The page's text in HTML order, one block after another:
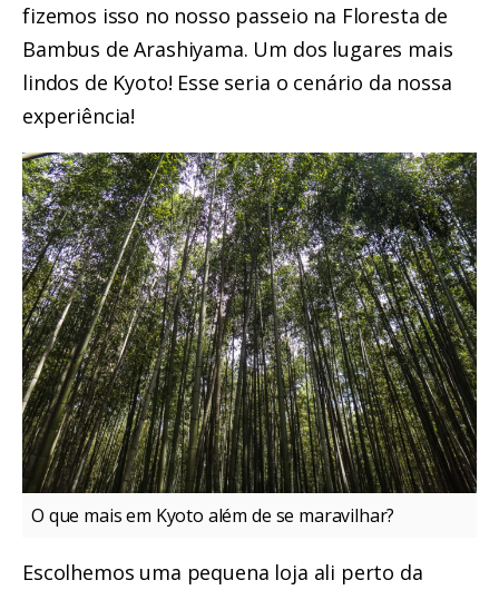
fizemos isso no nosso passeio na Floresta de
Bambus de Arashiyama. Um dos lugares mais
lindos de Kyoto! Esse seria o cenário da nossa
experiência!
O que mais em Kyoto além de se maravilhar?
Escolhemos uma pequena loja ali perto da